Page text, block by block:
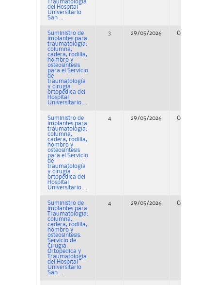
Traumatologia
del Hospital
Universitario
San ...
Suministro de
implantes para
traumatología:
columna,
cadera, rodilla,
hombro y
osteosíntesis
para el Servicio
de
traumatología
y cirugía
ortopédica del
Hospital
Universitario ...
3 29/05/2026 Concurso
Suministro de
implantes para
traumatología:
columna,
cadera, rodilla,
hombro y
osteosíntesis
para el Servicio
de
traumatología
y cirugía
ortopédica del
Hospital
Universitario ...
4 29/05/2026 Concurso
Suministro de
implantes para
Traumatologia:
columna,
cadera, rodilla,
hombro y
osteosintesis.
Servicio de
Cirugia
Ortopedica y
Traumatologia
del Hospital
Universitario
San ...
4 29/05/2026 Concurso